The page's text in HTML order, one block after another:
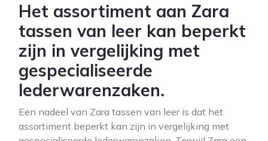
Het assortiment aan Zara
tassen van leer kan beperkt
zijn in vergelijking met
gespecialiseerde
lederwarenzaken.
Een nadeel van Zara tassen van leer is dat het
assortiment beperkt kan zijn in vergelijking met